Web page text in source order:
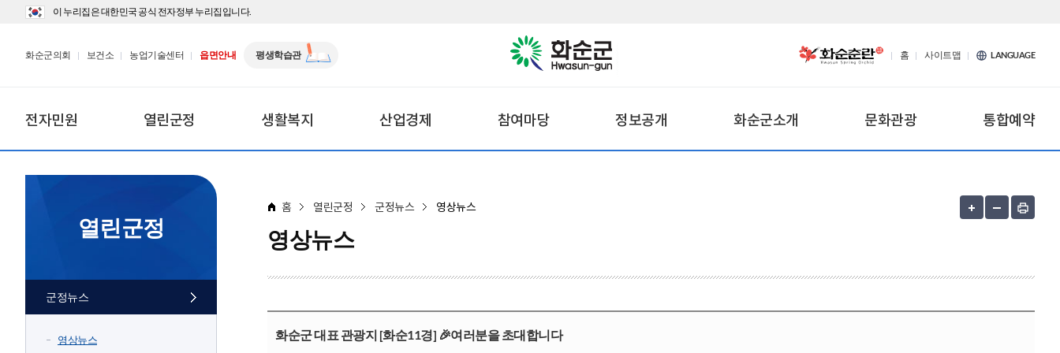
이 누리집은 대한민국 공식 전자정부 누리집입니다.
화순군의회 보건소 농업기술센터 읍면안내 평생학습관 홈 사이트맵 LANGUAGE
전자민원 열린군정 생활복지 산업경제 참여마당 정보공개 화순군소개 문화관광 통합예약
열린군정
군정뉴스
영상뉴스
홈 열린군정 군정뉴스 영상뉴스
영상뉴스
화순군 대표 관광지 [화순11경] 🎉여러분을 초대합니다